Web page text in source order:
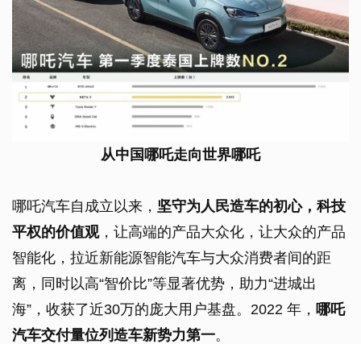
从中国哪吒走向世界哪吒
哪吒汽车自成立以来， 坚守为人民造车的初心，科技
平权的价值观，让高端的产品大众化，让大众的产品
智能化，拉近新能源智能汽车与大众消费者间的距
离，同时以高“智价比”等显著优势，助力“进城出
海”，收获了近30万的庞大用户基盘。2022 年， 哪吒
汽车交付量位列造车新势力第一。